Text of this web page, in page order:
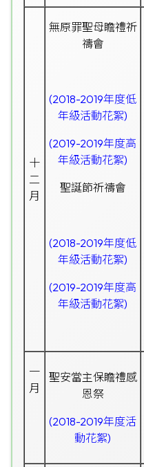
十
二
月
無原罪聖母瞻禮祈
禱會
(2018-2019年度低
年級活動花絮)
(2019-2019年度高
年級活動花絮)
聖誕節祈禱會
(2018-2019年度低
年級活動花絮)
(2019-2019年度高
年級活動花絮)
一
月
聖安當主保瞻禮感
恩祭
(2018-2019年度活
動花絮)